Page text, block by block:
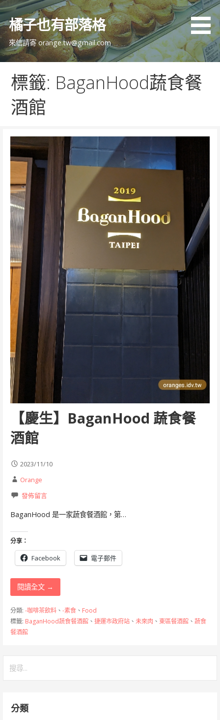
跳
主
內
橘子也有部落格
來信請寄 orange.tw@gmail.com
標籤: BaganHood蔬食餐
酒館
【慶生】BaganHood 蔬食餐
酒館
2023/11/10
Orange
發佈留言
BaganHood 是一家蔬食餐酒館，第…
分享：
Facebook 電子郵件
閱讀全文 →
分類: -咖啡茶飲料、 -素食、 Food
標籤: BaganHood蔬食餐酒館、 捷運市政府站、 未來肉 、 東區餐酒館、 蔬食
餐酒館
字:分類